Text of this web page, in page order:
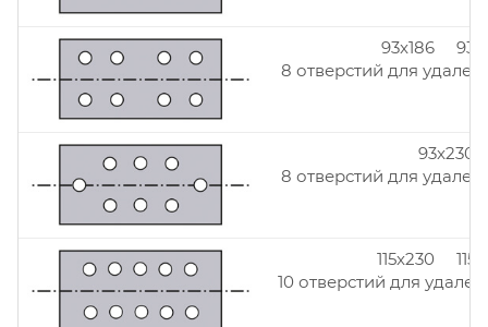
93x186
8 отверстий для
93x230
8 отверстий для
115x230
10 отверстий для